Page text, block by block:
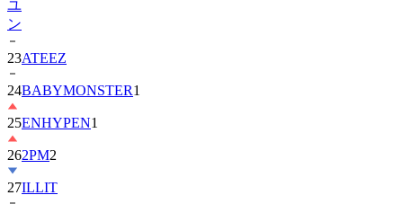
23
24BABYMONSTER
25ENHYPEN1
262PM2
27ILLIT
28